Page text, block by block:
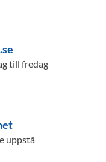
till fredag
uppstå